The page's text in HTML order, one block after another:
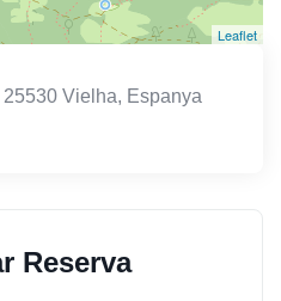
Leaflet
Vielha, Espanya
Reserva